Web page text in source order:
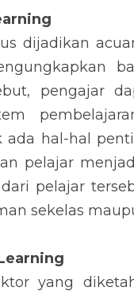
dijadikan
pengajar
hal-hal
pelajar
pelajar
sekelas
yang